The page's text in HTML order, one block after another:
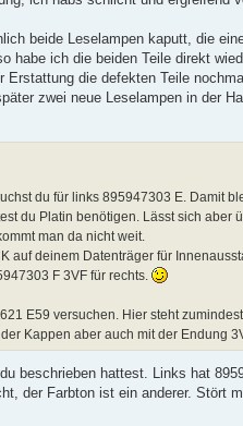
beide Leselampen kaputt, die
habe ich die beiden Teile direkt
Erstattung die defekten Teile
zwei neue Leselampen in der
du für links 895947303 E. Damit
du Platin benötigen. Lässt sich aber
man da nicht weit.
auf deinem Datenträger für
F 3VF für rechts.
E59 versuchen. Hier steht
Kappen aber auch mit der Endung
beschrieben hattest. Links hat
der Farbton ist ein anderer. Stört